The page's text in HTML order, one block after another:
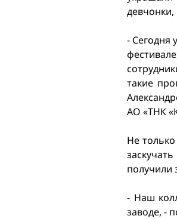
- Сегодня
такие
АО «ТНК
Не
получили
- Наш
заводе, -